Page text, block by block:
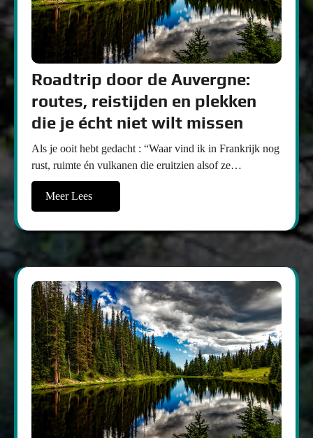
Roadtrip door de Auvergne:
routes, reistijden en plekken
die je écht niet wilt missen
Als je ooit hebt gedacht : “Waar vind ik in Frankrijk nog
rust, ruimte én vulkanen die eruitzien alsof ze…
Meer Lees